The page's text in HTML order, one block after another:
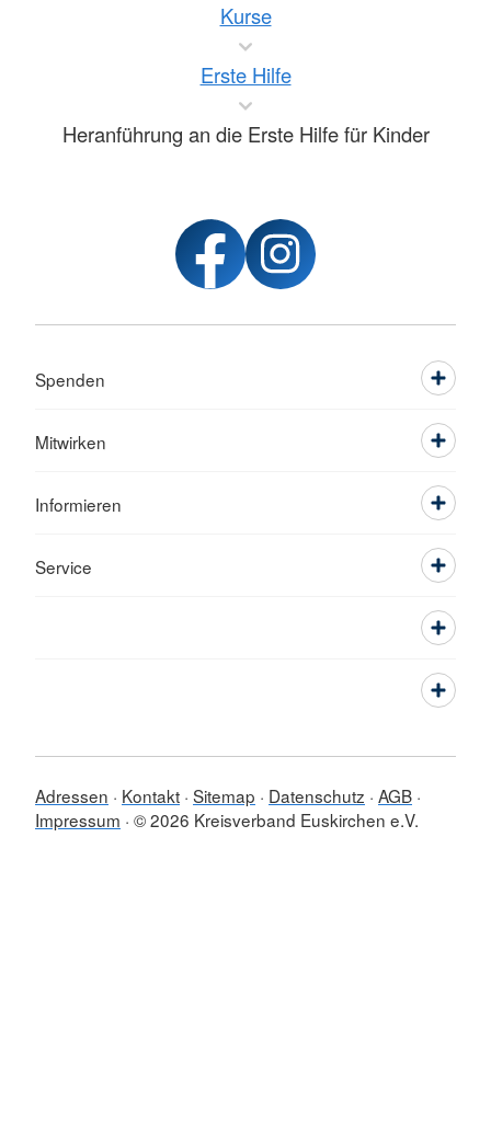
Kurse
Erste Hilfe
Heranführung an die Erste Hilfe für Kinder
Spenden
Mitwirken
Informieren
Service
Adressen Kontakt Sitemap Datenschutz AGB
Impressum © 2026 Kreisverband Euskirchen e.V.